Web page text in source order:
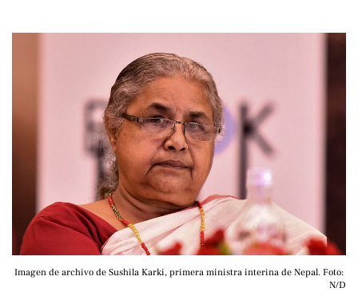
Imagen de archivo de Sushila Karki, primera ministra interina de Nepal. Foto:
N/D